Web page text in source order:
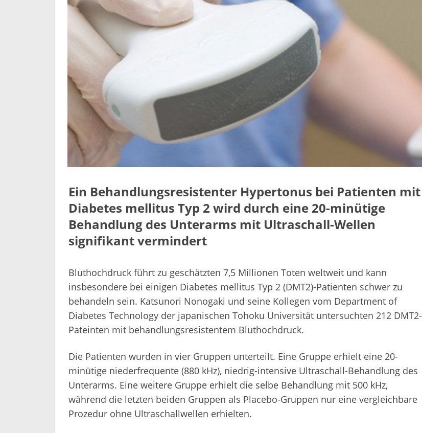
Ein Behandlungsresistenter Hypertonus bei Patienten mit
Diabetes mellitus Typ 2 wird durch eine 20-minütige
Behandlung des Unterarms mit Ultraschall-Wellen
signifikant vermindert
Bluthochdruck führt zu geschätzten 7,5 Millionen Toten weltweit und kann
insbesondere bei einigen Diabetes mellitus Typ 2 (DMT2)-Patienten schwer zu
behandeln sein. Katsunori Nonogaki und seine Kollegen vom Department of
Diabetes Technology der japanischen Tohoku Universität untersuchten 212 DMT2-
Pateinten mit behandlungsresistentem Bluthochdruck.
Die Patienten wurden in vier Gruppen unterteilt. Eine Gruppe erhielt eine 20-
minütige niederfrequente (880 kHz), niedrig-intensive Ultraschall-Behandlung des
Unterarms. Eine weitere Gruppe erhielt die selbe Behandlung mit 500 kHz,
während die letzten beiden Gruppen als Placebo-Gruppen nur eine vergleichbare
Prozedur ohne Ultraschallwellen erhielten.